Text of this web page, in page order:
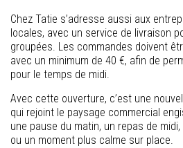
Chez Tatie s’adresse aussi aux
locales, avec un service de livraison
groupées. Les commandes doivent
avec un minimum de 40 €, afin de
pour le temps de midi.
Avec cette ouverture, c’est une
qui rejoint le paysage commercial
une pause du matin, un repas de
ou un moment plus calme sur place.